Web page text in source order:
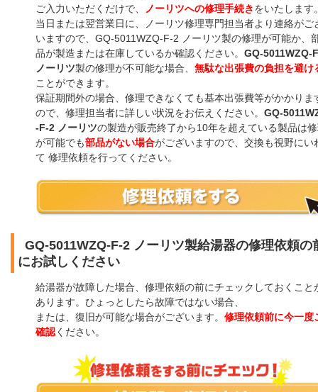
ご入力いただくだけで、
ノーリツへの修理手続きをいたします
当日または翌営業日に、ノーリツ修理専門担当者より連絡がご
いますので、GQ-5011WZQ-F-2 ノーリツ製の修理が可能か、
品が製造または在庫しているか確認ください。 GQ-5011WZQ-
ノーリツ製の修理が不可能な場合、 無駄な出張費の負担を避け
ことができます。
保証期間外の場合、修理できなくても基本出張費等がかかりま
ので、修理担当者に詳しい状況をお伝えください。 GQ-
-F-2 ノーリツの製造が販売終了から10年を超えている製品は
が可能でも部品がない場合がございますので、交換も視野にい
て 修理依頼を行ってください。
GQ-5011WZQ-F-2 ノーリツ製給湯器の修理依頼の
にお試しください
給湯器が故障した場合、修理依頼の前にチェックしておくこと
あります。ひょっとしたら故障ではない場合、
または、復旧が可能な場合がございます。 修理依頼前に今一度
確認ください。